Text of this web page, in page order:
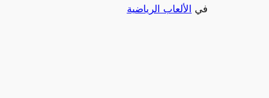
في الألعاب الرياضية